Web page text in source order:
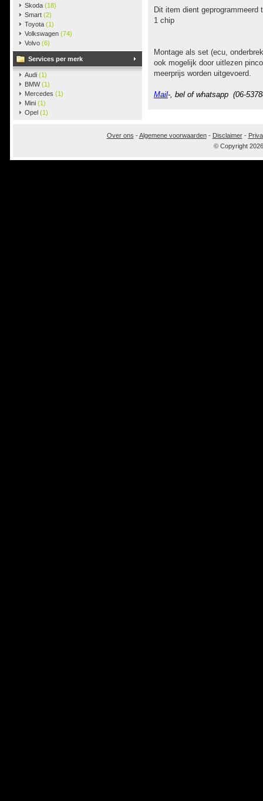
Skoda (18)
Smart (2)
Toyota (1)
Volkswagen (74)
Volvo (6)
Services per merk
Audi (1)
BMW(1)
Mercedes (1)
Mini (1)
Opel (1)
Dit item dient
1 chip
Montage als set (ecu,
ook mogelijk door uitlezen
meerprijs worden uitgevoerd.
Mail-, bel of whatsapp (06-
Over ons -Algemene voorwaarden- Disclaimer-
© Copyright